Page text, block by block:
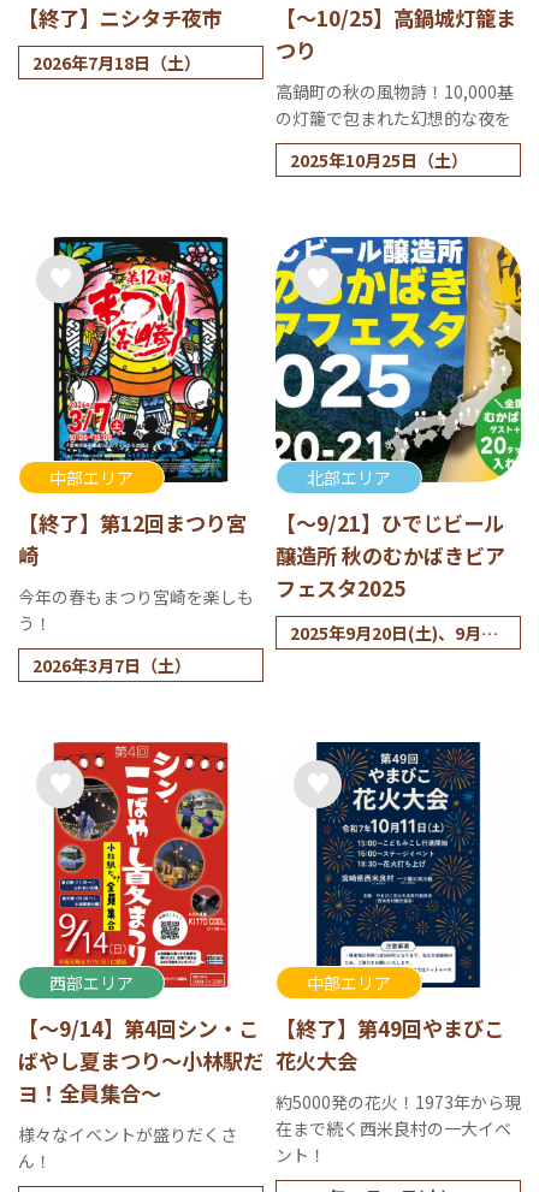
【終了】ニシタチ夜市
2026年7月18日（土）
【～10/25】高鍋城灯籠ま
つり
高鍋町の秋の風物詩！10,000基
の灯籠で包まれた幻想的な夜を
2025年10月25日（土）
中部エリア
【終了】第12回まつり宮
崎
今年の春もまつり宮崎を楽しも
う！
2026年3月7日（土）
北部エリア
【～9/21】ひでじビール
醸造所 秋のむかばきビア
フェスタ2025
2025年9月20日(土)、9月21
西部エリア
【～9/14】第4回シン・こ
ばやし夏まつり～小林駅だ
ヨ！全員集合～
様々なイベントが盛りだくさ
ん！
中部エリア
【終了】第49回やまびこ
花火大会
約5000発の花火！1973年から現
在まで続く西米良村の一大イベ
ント！